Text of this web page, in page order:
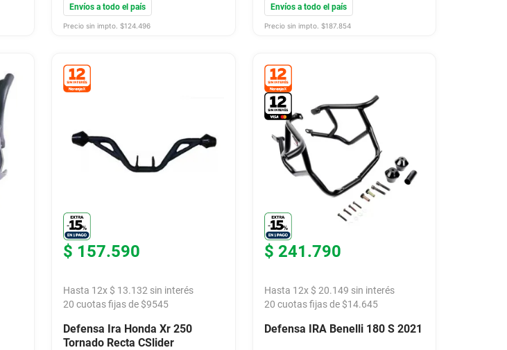
Envíos a todo el país
Precio sin impto. $124.496
Envíos a todo el país
Precio sin impto. $187.854
$ 157.590
Hasta 12x $ 13.132 sin interés
20 cuotas fijas de $9545
Defensa Ira Honda Xr 250
Tornado Recta CSlider
$ 241.790
Hasta 12x $ 20.149 sin interés
20 cuotas fijas de $14.645
Defensa IRA Benelli 180 S 2021